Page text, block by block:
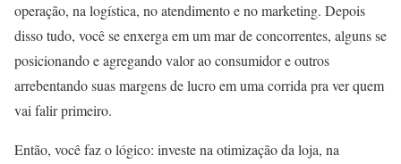
operação, na logística, no atendimento e no marketing. Depois
disso tudo, você se enxerga em um mar de concorrentes, alguns se
posicionando e agregando valor ao consumidor e outros
arrebentando suas margens de lucro em uma corrida pra ver quem
vai falir primeiro.
Então, você faz o lógico: investe na otimização da loja, na